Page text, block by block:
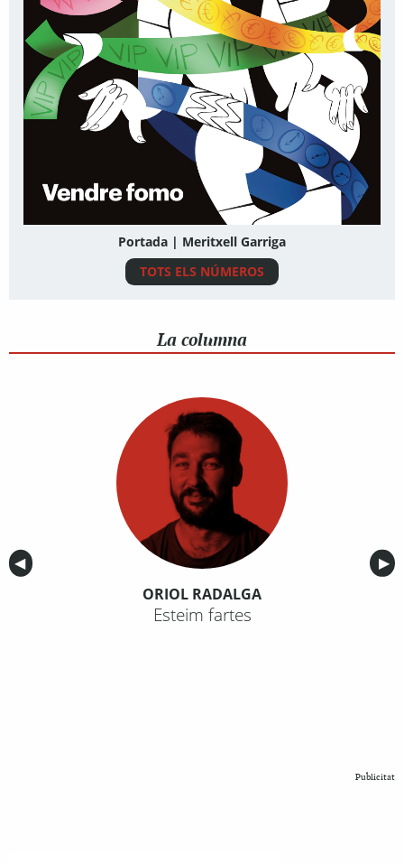
Portada | Meritxell Garriga
TOTS ELS NÚMEROS
La columna
Anterior
◀︎ ▶︎
ORIOL RADALGA
Esteim fartes
Publicitat